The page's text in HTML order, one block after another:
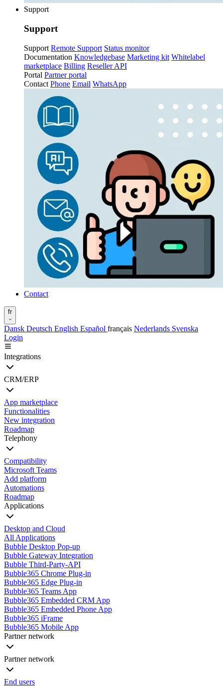
Support
Support
Support Remote Support Status monitor
Documentation Knowledgebase Marketing kit Whitelabel
marketplace Billing Reseller API
Portal Partner portal
Contact Phone Email WhatsApp
Contact
fr
Dansk Deutsch English Español français Nederlands Svenska
Login
Integrations
CRM/ERP
App marketplace
Functionalities
New integration
Roadmap
Telephony
Compatibility
Microsoft Teams
Add platform
Automations
Roadmap
Applications
Desktop and Cloud
All Applications
Bubble Desktop Pop-up
Bubble Gateway Integration
Bubble Third-Party-API
Bubble365 Chrome Plug-in
Bubble365 Edge Plug-in
Bubble365 Teams App
Bubble365 Embedded CRM App
Bubble365 Embedded Phone App
Bubble365 iFrame
Bubble365 Mobile App
Partner network
Partner network
End users